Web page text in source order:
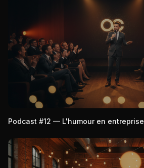
Podcast #12 — L'humour en entreprise